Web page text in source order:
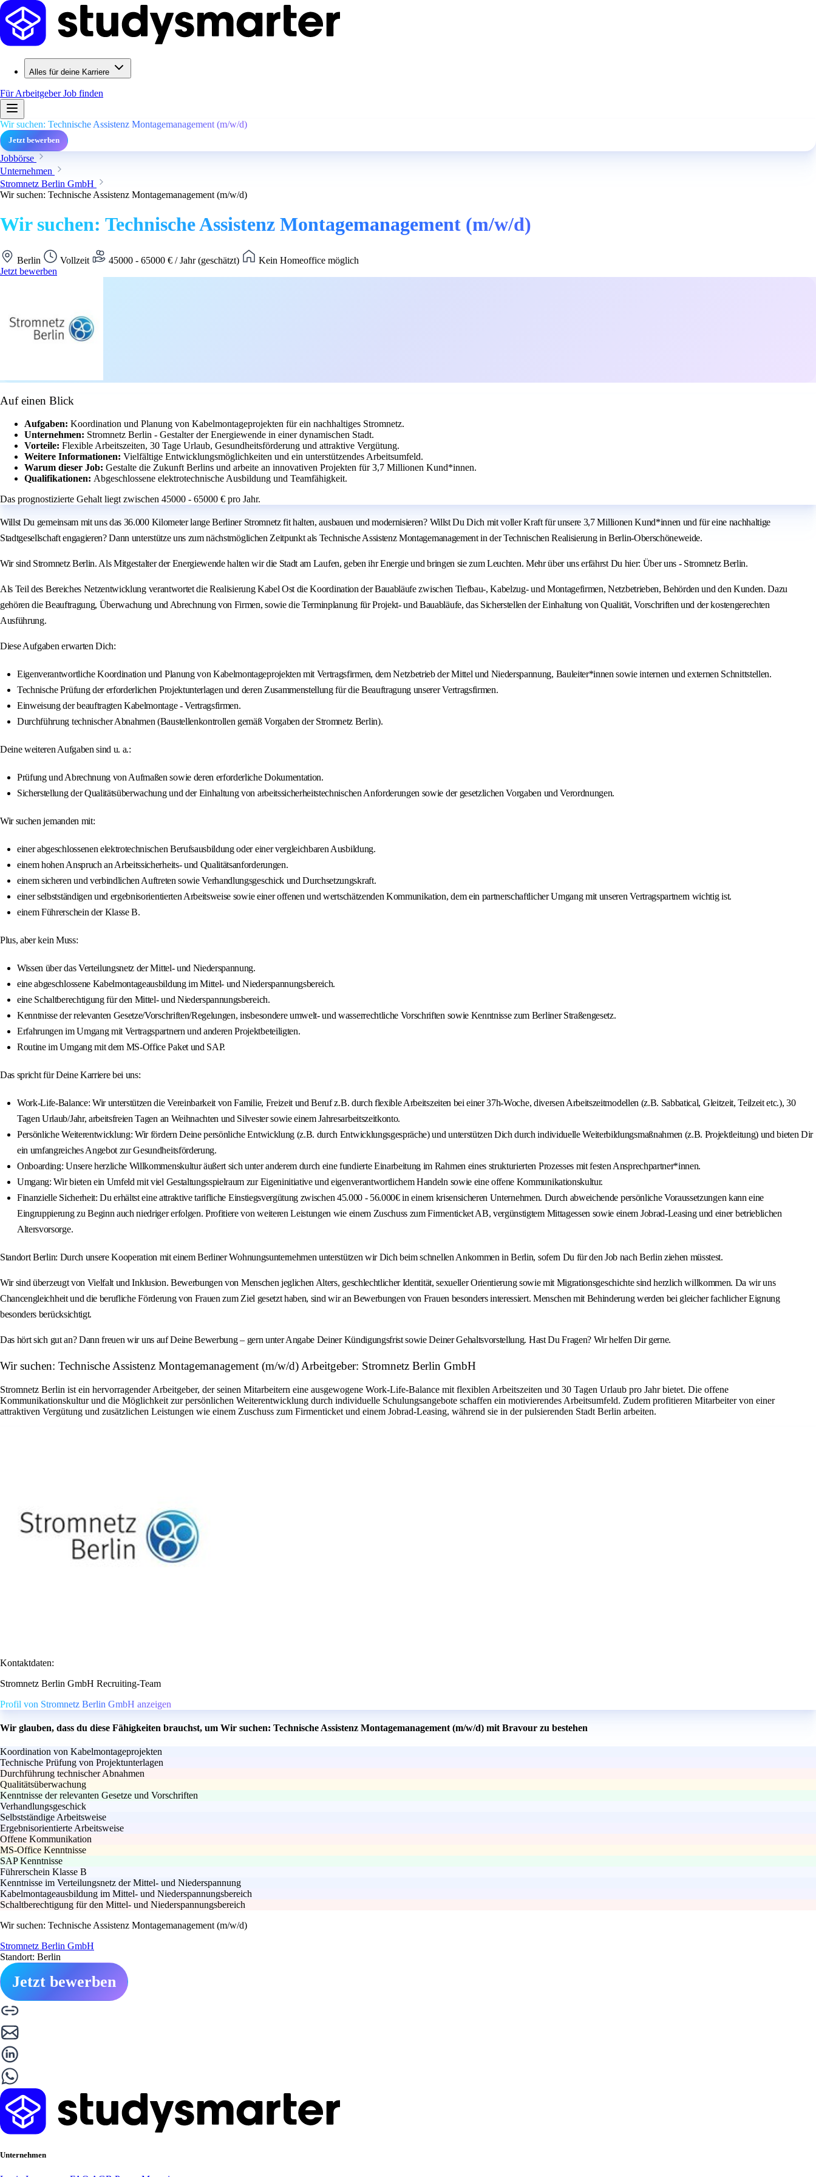
Alles für deine Karriere
Für ArbeitgeberJob finden
Wir suchen: Technische Assistenz Montagemanagement (m/w/d)
Jetzt bewerben
Jobbörse
Unternehmen
Stromnetz Berlin GmbH
Wir suchen: Technische Assistenz Montagemanagement (m/w/d)
Wir suchen: Technische Assistenz Montagemanagement (m/w/d)
Berlin Vollzeit 45000 - 65000 € / Jahr (geschätzt)
Kein Homeoffice möglich
Jetzt bewerben
Auf einen Blick
Aufgaben: Koordination und Planung von Kabelmontageprojekten für ein nachhaltiges Stromnetz.
Unternehmen: Stromnetz Berlin - Gestalter der Energiewende in einer dynamischen Stadt.
Vorteile: Flexible Arbeitszeiten, 30 Tage Urlaub, Gesundheitsförderung und attraktive Vergütung.
Weitere Informationen: Vielfältige Entwicklungsmöglichkeiten und ein unterstützendes Arbeitsumfeld.
Warum dieser Job: Gestalte die Zukunft Berlins und arbeite an innovativen Projekten für 3,7 Millionen Kund*innen.
Qualifikationen: Abgeschlossene elektrotechnische Ausbildung und Teamfähigkeit.
Das prognostizierte Gehalt liegt zwischen 45000 - 65000 € pro Jahr.
Willst Du gemeinsam mit uns das 36.000 Kilometer lange Berliner Stromnetz fit halten, ausbauen und modernisieren? Willst Du Dich mit voller Kraft für unsere 3,7 Millionen Kund*innen und für eine nachhaltige
Stadtgesellschaft engagieren? Dann unterstütze uns zum nächstmöglichen Zeitpunkt als Technische Assistenz Montagemanagement in der Technischen Realisierung in Berlin-Oberschöneweide.
Wir sind Stromnetz Berlin. Als Mitgestalter der Energiewende halten wir die Stadt am Laufen, geben ihr Energie und bringen sie zum Leuchten. Mehr über uns erfährst Du hier: Über uns - Stromnetz Berlin.
Als Teil des Bereiches Netzentwicklung verantwortet die Realisierung Kabel Ost die Koordination der Bauabläufe zwischen Tiefbau-, Kabelzug- und Montagefirmen, Netzbetrieben, Behörden und den Kunden. Dazu
gehören die Beauftragung, Überwachung und Abrechnung von Firmen, sowie die Terminplanung für Projekt- und Bauabläufe, das Sicherstellen der Einhaltung von Qualität, Vorschriften und der kostengerechten
Ausführung.
Diese Aufgaben erwarten Dich:
Eigenverantwortliche Koordination und Planung von Kabelmontageprojekten mit Vertragsfirmen, dem Netzbetrieb der Mittel und Niederspannung, Bauleiter*innen sowie internen und externen Schnittstellen.
Technische Prüfung der erforderlichen Projektunterlagen und deren Zusammenstellung für die Beauftragung unserer Vertragsfirmen.
Einweisung der beauftragten Kabelmontage - Vertragsfirmen.
Durchführung technischer Abnahmen (Baustellenkontrollen gemäß Vorgaben der Stromnetz Berlin).
Deine weiteren Aufgaben sind u. a.:
Prüfung und Abrechnung von Aufmaßen sowie deren erforderliche Dokumentation.
Sicherstellung der Qualitätsüberwachung und der Einhaltung von arbeitssicherheitstechnischen Anforderungen sowie der gesetzlichen Vorgaben und Verordnungen.
Wir suchen jemanden mit:
einer abgeschlossenen elektrotechnischen Berufsausbildung oder einer vergleichbaren Ausbildung.
einem hohen Anspruch an Arbeitssicherheits- und Qualitätsanforderungen.
einem sicheren und verbindlichen Auftreten sowie Verhandlungsgeschick und Durchsetzungskraft.
einer selbstständigen und ergebnisorientierten Arbeitsweise sowie einer offenen und wertschätzenden Kommunikation, dem ein partnerschaftlicher Umgang mit unseren Vertragspartnern wichtig ist.
einem Führerschein der Klasse B.
Plus, aber kein Muss:
Wissen über das Verteilungsnetz der Mittel- und Niederspannung.
eine abgeschlossene Kabelmontageausbildung im Mittel- und Niederspannungsbereich.
eine Schaltberechtigung für den Mittel- und Niederspannungsbereich.
Kenntnisse der relevanten Gesetze/Vorschriften/Regelungen, insbesondere umwelt- und wasserrechtliche Vorschriften sowie Kenntnisse zum Berliner Straßengesetz.
Erfahrungen im Umgang mit Vertragspartnern und anderen Projektbeteiligten.
Routine im Umgang mit dem MS-Office Paket und SAP.
Das spricht für Deine Karriere bei uns:
Work-Life-Balance: Wir unterstützen die Vereinbarkeit von Familie, Freizeit und Beruf z.B. durch flexible Arbeitszeiten bei einer 37h-Woche, diversen Arbeitszeitmodellen (z.B. Sabbatical, Gleitzeit, Teilzeit etc.), 30
Tagen Urlaub/Jahr, arbeitsfreien Tagen an Weihnachten und Silvester sowie einem Jahresarbeitszeitkonto.
Persönliche Weiterentwicklung: Wir fördern Deine persönliche Entwicklung (z.B. durch Entwicklungsgespräche) und unterstützen Dich durch individuelle Weiterbildungsmaßnahmen (z.B. Projektleitung) und bieten Dir
ein umfangreiches Angebot zur Gesundheitsförderung.
Onboarding: Unsere herzliche Willkommenskultur äußert sich unter anderem durch eine fundierte Einarbeitung im Rahmen eines strukturierten Prozesses mit festen Ansprechpartner*innen.
Umgang: Wir bieten ein Umfeld mit viel Gestaltungsspielraum zur Eigeninitiative und eigenverantwortlichem Handeln sowie eine offene Kommunikationskultur.
Finanzielle Sicherheit: Du erhältst eine attraktive tarifliche Einstiegsvergütung zwischen 45.000 - 56.000€ in einem krisensicheren Unternehmen. Durch abweichende persönliche Voraussetzungen kann eine
Eingruppierung zu Beginn auch niedriger erfolgen. Profitiere von weiteren Leistungen wie einem Zuschuss zum Firmenticket AB, vergünstigtem Mittagessen sowie einem Jobrad-Leasing und einer betrieblichen
Altersvorsorge.
Standort Berlin: Durch unsere Kooperation mit einem Berliner Wohnungsunternehmen unterstützen wir Dich beim schnellen Ankommen in Berlin, sofern Du für den Job nach Berlin ziehen müsstest.
Wir sind überzeugt von Vielfalt und Inklusion. Bewerbungen von Menschen jeglichen Alters, geschlechtlicher Identität, sexueller Orientierung sowie mit Migrationsgeschichte sind herzlich willkommen. Da wir uns
Chancengleichheit und die berufliche Förderung von Frauen zum Ziel gesetzt haben, sind wir an Bewerbungen von Frauen besonders interessiert. Menschen mit Behinderung werden bei gleicher fachlicher Eignung
besonders berücksichtigt.
Das hört sich gut an? Dann freuen wir uns auf Deine Bewerbung – gern unter Angabe Deiner Kündigungsfrist sowie Deiner Gehaltsvorstellung. Hast Du Fragen? Wir helfen Dir gerne.
Wir suchen: Technische Assistenz Montagemanagement (m/w/d) Arbeitgeber: Stromnetz Berlin GmbH
Stromnetz Berlin ist ein hervorragender Arbeitgeber, der seinen Mitarbeitern eine ausgewogene Work-Life-Balance mit flexiblen Arbeitszeiten und 30 Tagen Urlaub pro Jahr bietet. Die offene
Kommunikationskultur und die Möglichkeit zur persönlichen Weiterentwicklung durch individuelle Schulungsangebote schaffen ein motivierendes Arbeitsumfeld. Zudem profitieren Mitarbeiter von einer
attraktiven Vergütung und zusätzlichen Leistungen wie einem Zuschuss zum Firmenticket und einem Jobrad-Leasing, während sie in der pulsierenden Stadt Berlin arbeiten.
Kontaktdaten:
Stromnetz Berlin GmbH Recruiting-Team
Profil von Stromnetz Berlin GmbH anzeigen
Wir glauben, dass du diese Fähigkeiten brauchst, um Wir suchen: Technische Assistenz Montagemanagement (m/w/d) mit Bravour zu bestehen
Koordination von Kabelmontageprojekten
Technische Prüfung von Projektunterlagen
Durchführung technischer Abnahmen
Qualitätsüberwachung
Kenntnisse der relevanten Gesetze und Vorschriften
Verhandlungsgeschick
Selbstständige Arbeitsweise
Ergebnisorientierte Arbeitsweise
Offene Kommunikation
MS-Office Kenntnisse
SAP Kenntnisse
Führerschein Klasse B
Kenntnisse im Verteilungsnetz der Mittel- und Niederspannung
Kabelmontageausbildung im Mittel- und Niederspannungsbereich
Schaltberechtigung für den Mittel- und Niederspannungsbereich
Wir suchen: Technische Assistenz Montagemanagement (m/w/d)
Stromnetz Berlin GmbH
Standort: Berlin
Jetzt bewerben
Unternehmen